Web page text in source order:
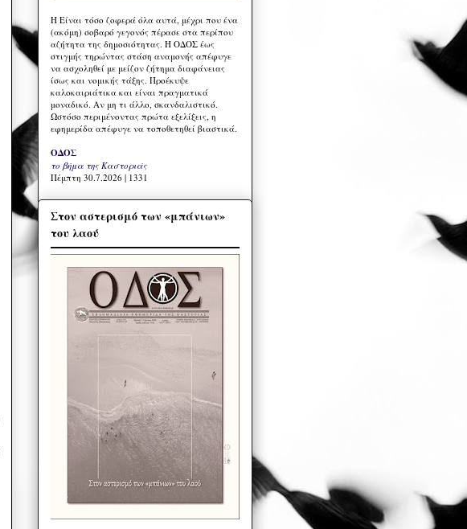
Η Eίναι τόσο ζοφερά όλα αυτά, μέχρι που ένα
(ακόμη) σοβαρό γεγονός πέρασε στα περίπου
αζήτητα της δημοσιότητας. Η ΟΔΟΣ έως
στιγμής τηρώντας στάση αναμονής απέφυγε
να ασχοληθεί με μείζον ζήτημα διαφάνειας
ίσως και νομικής τάξης. Προέκυψε
καλοκαιριάτικα και είναι πραγματικά
μοναδικό. Αν μη τι άλλο, σκανδαλιστικό.
Ωστόσο περιμένοντας πρώτα εξελίξεις, η
εφημερίδα απέφυγε να τοποθετηθεί βιαστικά.
ΟΔΟΣ
το βήμα της Καστοριάς
Πέμπτη 30.7.2026 | 1331
Στον αστερισμό των «μπάνιων»
του λαού